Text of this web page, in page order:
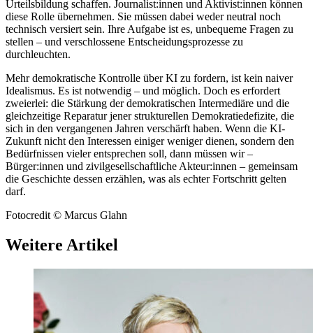
Urteilsbildung schaffen. Journalist:innen und Aktivist:innen können
diese Rolle übernehmen. Sie müssen dabei weder neutral noch
technisch versiert sein. Ihre Aufgabe ist es, unbequeme Fragen zu
stellen – und verschlossene Entscheidungsprozesse zu
durchleuchten.
Mehr demokratische Kontrolle über KI zu fordern, ist kein naiver
Idealismus. Es ist notwendig – und möglich. Doch es erfordert
zweierlei: die Stärkung der demokratischen Intermediäre und die
gleichzeitige Reparatur jener strukturellen Demokratiedefizite, die
sich in den vergangenen Jahren verschärft haben. Wenn die KI-
Zukunft nicht den Interessen einiger weniger dienen, sondern den
Bedürfnissen vieler entsprechen soll, dann müssen wir –
Bürger:innen und zivilgesellschaftliche Akteur:innen – gemeinsam
die Geschichte dessen erzählen, was als echter Fortschritt gelten
darf.
Fotocredit © Marcus Glahn
Weitere Artikel